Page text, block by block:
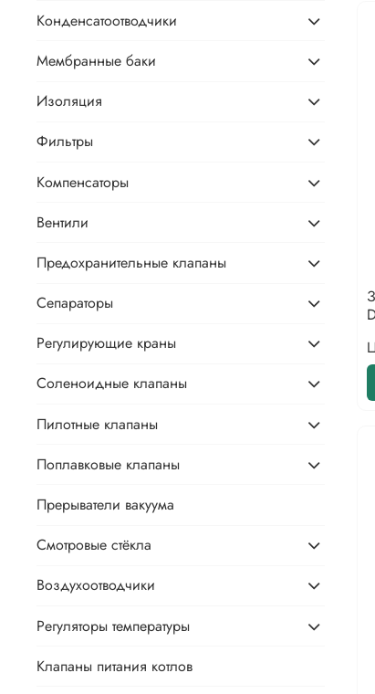
Конденсатоотводчики
Мембранные баки
Изоляция
Фильтры
Компенсаторы
Вентили
Предохранительные клапаны
Сепараторы
Регулирующие краны
Соленоидные клапаны
Пилотные клапаны
Поплавковые клапаны
Прерыватели вакуума
Смотровые стёкла
Воздухоотводчики
Регуляторы температуры
Клапаны питания котлов